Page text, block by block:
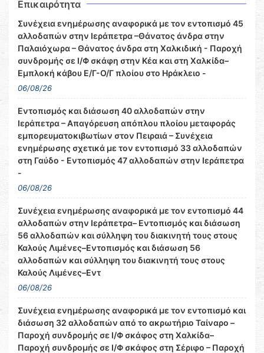
Επικαιρότητα
Συνέχεια ενημέρωσης αναφορικά με τον εντοπισμό 45
αλλοδαπών στην Ιεράπετρα –Θάνατος άνδρα στην
Παλαιόχωρα – Θάνατος άνδρα στη Χαλκιδική - Παροχή
συνδρομής σε Ι/Φ σκάφη στην Κέα και στη Χαλκίδα–
Εμπλοκή κάβου Ε/Γ-Ο/Γ πλοίου στο Ηράκλειο -
06/08/26
Εντοπισμός και διάσωση 40 αλλοδαπών στην
Ιεράπετρα – Απαγόρευση απόπλου πλοίου μεταφοράς
εμπορευματοκιβωτίων στον Πειραιά – Συνέχεια
ενημέρωσης σχετικά με τον εντοπισμό 33 αλλοδαπών
στη Γαύδο - Εντοπισμός 47 αλλοδαπών στην Ιεράπετρα
-
06/08/26
Συνέχεια ενημέρωσης αναφορικά με τον εντοπισμό 44
αλλοδαπών στην Ιεράπετρα– Εντοπισμός και διάσωση
56 αλλοδαπών και σύλληψη του διακινητή τους στους
Καλούς Λιμένες–Εντοπισμός και διάσωση 56
αλλοδαπών και σύλληψη του διακινητή τους στους
Καλούς Λιμένες–Εντ
06/08/26
Συνέχεια ενημέρωσης αναφορικά με τον εντοπισμό και
διάσωση 32 αλλοδαπών από το ακρωτήριο Ταίναρο –
Παροχή συνδρομής σε Ι/Φ σκάφος στη Χαλκίδα–
Παροχή συνδρομής σε Ι/Φ σκάφος στη Σέριφο – Παροχή